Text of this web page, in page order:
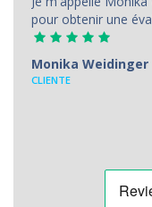
pour obtenir une
Monika Weidinger
CLIENTE